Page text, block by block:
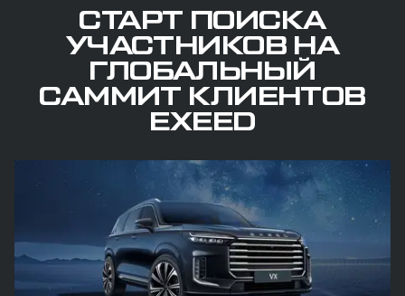
СТАРТ ПОИСКА
УЧАСТНИКОВ НА
ГЛОБАЛЬНЫЙ
САММИТ КЛИЕНТОВ
EXEED